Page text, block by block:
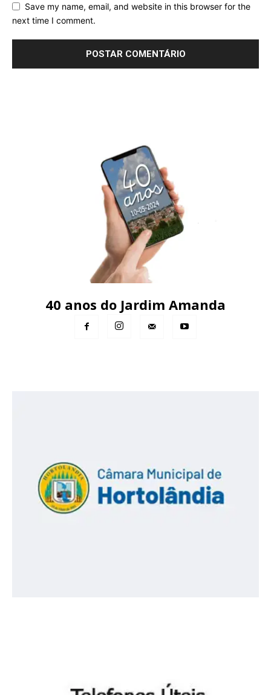
Save my name, email, and website in this browser for the
next time I comment.
40 anos do Jardim Amanda